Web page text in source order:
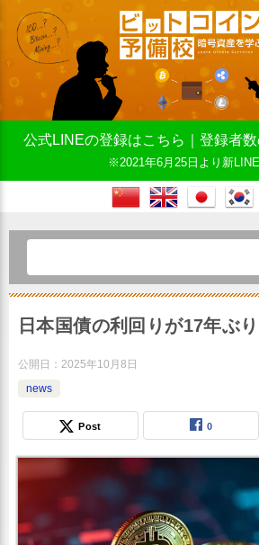
公式LINEの登録はこちら｜登録者数
※2021年6月25日より新
日本国債の利回りが17年ぶ
公開日： 2025年10月8日
news
Post 0